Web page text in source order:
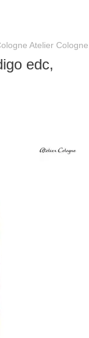
Atelier Cologne
edc,